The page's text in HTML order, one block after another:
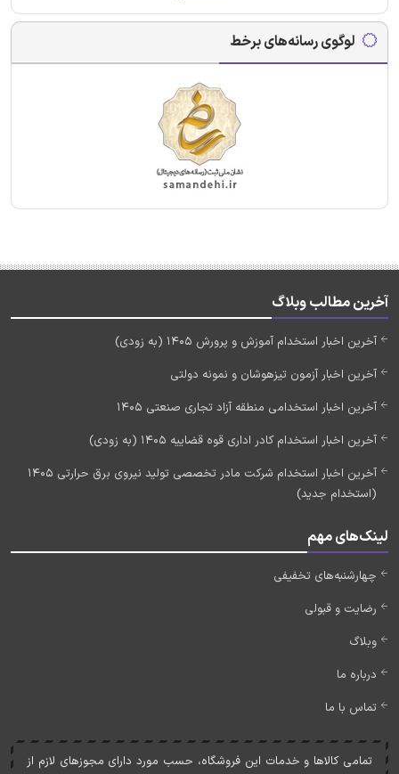
لوگوی رسانه‌های برخط
آخرین مطالب وبلاگ
آخرین اخبار استخدام آموزش و پرورش 1405 (به زودی)
آخرین اخبار آزمون تیزهوشان و نمونه دولتی
آخرین اخبار استخدامی منطقه آزاد تجاری صنعتی 1405
آخرین اخبار استخدام کادر اداری قوه قضاییه 1405 (به زودی)
آخرین اخبار استخدام شرکت مادر تخصصی تولید نیروی برق حرارتی 1405
(استخدام جدید)
لینک‌های مهم
چهارشنبه‌های تخفیفی
رضایت و قبولی
وبلاگ
درباره ما
تماس با ما
تمامی کالاها و خدمات اين فروشگاه، حسب مورد دارای مجوزهای لازم از